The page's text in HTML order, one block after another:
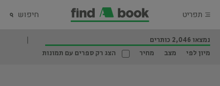
תפריט חיפוש
נמצאו 2,046 כותרים
מיון לפי
מצב מחיר הצג רק ספרים עם תמונות